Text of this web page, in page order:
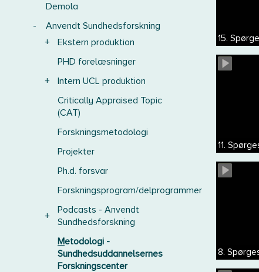
Demola
-
Anvendt Sundhedsforskning
+
Ekstern produktion
PHD forelæsninger
+
Intern UCL produktion
Critically Appraised Topic
(CAT)
Forskningsmetodologi
Projekter
Ph.d. forsvar
Forskningsprogram/delprogrammer
+
Podcasts - Anvendt
Sundhedsforskning
Metodologi -
Sundhedsuddannelsernes
Forskningscenter
15.
11.
8.